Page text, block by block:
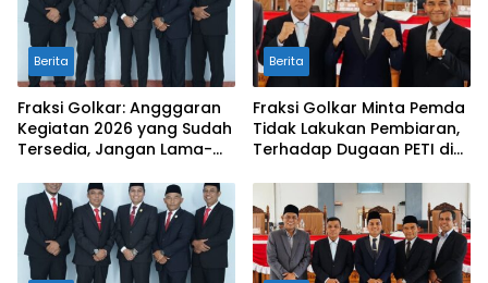
Berita
Fraksi Golkar: Angggaran
Kegiatan 2026 yang Sudah
Tersedia, Jangan Lama-
Daerah
Berita
Fraksi Golkar Minta Pemda
Tidak Lakukan Pembiaran,
Terhadap Dugaan PETI di